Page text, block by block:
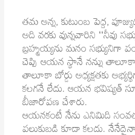
తమ అన్న, కుటుంబ పెద్ద,
అది వరకు వున్నవారిని ‘‘నీవు
బ్రహ్మయ్యను మనం సభ్యునిగా
చెప్పి ఆయన స్థానే నన్ను తాలూకా
తాలూకా బోర్డు అధ్యక్షతకు
కలగనే లేదు. ఆయన భవిష్యత్
బీజారోపణ చేశారు.
ఆయనకంటే నేను ఎనిమిది
పలుకుబడి కూడా కలదు.